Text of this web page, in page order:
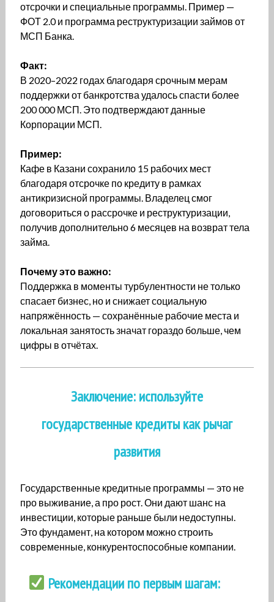
отсрочки и специальные программы. Пример —
ФОТ 2.0 и программа реструктуризации займов от
МСП Банка.
Факт:
В 2020–2022 годах благодаря срочным мерам
поддержки от банкротства удалось спасти более
200 000 МСП. Это подтверждают данные
Корпорации МСП.
Пример:
Кафе в Казани сохранило 15 рабочих мест
благодаря отсрочке по кредиту в рамках
антикризисной программы. Владелец смог
договориться о рассрочке и реструктуризации,
получив дополнительно 6 месяцев на возврат тела
займа.
Почему это важно:
Поддержка в моменты турбулентности не только
спасает бизнес, но и снижает социальную
напряжённость — сохранённые рабочие места и
локальная занятость значат гораздо больше, чем
цифры в отчётах.
Заключение: используйте
государственные кредиты как рычаг
развития
Государственные кредитные программы — это не
про выживание, а про рост. Они дают шанс на
инвестиции, которые раньше были недоступны.
Это фундамент, на котором можно строить
современные, конкурентоспособные компании.
Рекомендации по первым шагам: